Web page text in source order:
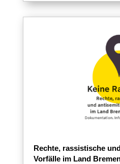
Rechte, rassistische
Vorfälle im Land